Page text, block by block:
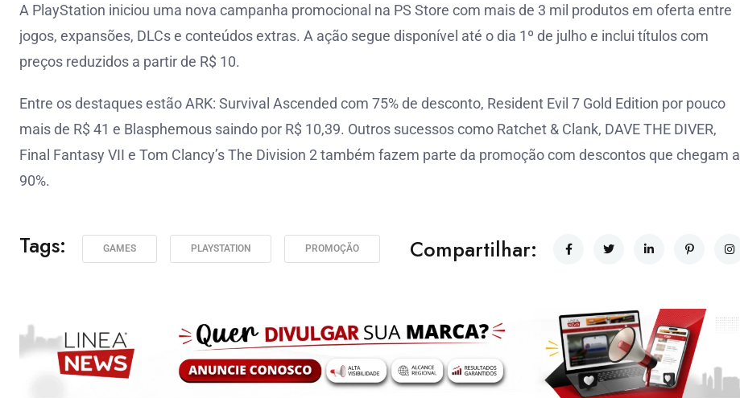
A PlayStation iniciou uma nova campanha promocional na PS Store com mais de 3 mil produtos em oferta entre
jogos, expansões, DLCs e conteúdos extras. A ação segue disponível até o dia 1º de julho e inclui títulos com
preços reduzidos a partir de R$ 10.
Entre os destaques estão ARK: Survival Ascended com 75% de desconto, Resident Evil 7 Gold Edition por pouco
mais de R$ 41 e Blasphemous saindo por R$ 10,39. Outros sucessos como Ratchet & Clank, DAVE THE DIVER,
Final Fantasy VII e Tom Clancy’s The Division 2 também fazem parte da promoção com descontos que chegam a
90%.
Tags: GAMES PLAYSTATION PROMOÇÃO Compartilhar: